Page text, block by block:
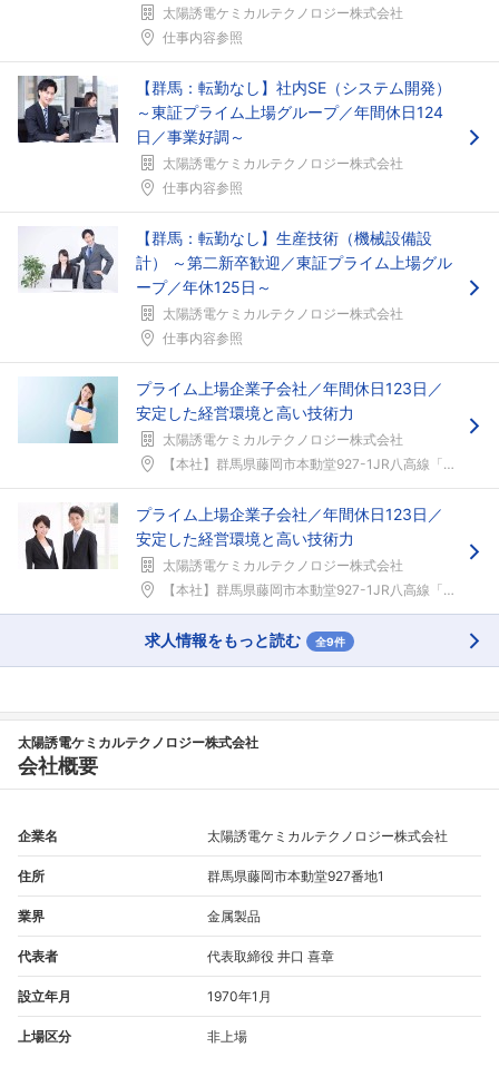
太陽誘電ケミカルテクノロジー株式会社
仕事内容参照
【群馬：転勤なし】社内SE（システム開発）
～東証プライム上場グループ／年間休日124
日／事業好調～
太陽誘電ケミカルテクノロジー株式会社
仕事内容参照
【群馬：転勤なし】生産技術（機械設備設
計） ～第二新卒歓迎／東証プライム上場グル
ープ／年休125日～
太陽誘電ケミカルテクノロジー株式会社
仕事内容参照
プライム上場企業子会社／年間休日123日／
安定した経営環境と高い技術力
太陽誘電ケミカルテクノロジー株式会社
【本社】群馬県藤岡市本動堂927-1JR八高線「群...
プライム上場企業子会社／年間休日123日／
安定した経営環境と高い技術力
太陽誘電ケミカルテクノロジー株式会社
【本社】群馬県藤岡市本動堂927-1JR八高線「群...
求人情報をもっと読む 全9件
太陽誘電ケミカルテクノロジー株式会社
会社概要
企業名 太陽誘電ケミカルテクノロジー株式会社
住所 群馬県藤岡市本動堂927番地1
業界 金属製品
代表者 代表取締役 井口 喜章
設立年月 1970年1月
上場区分 非上場